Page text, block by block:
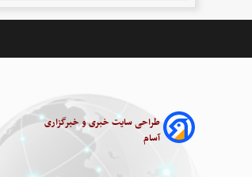
طراحی سایت خبری و خبرگزاری
آسام